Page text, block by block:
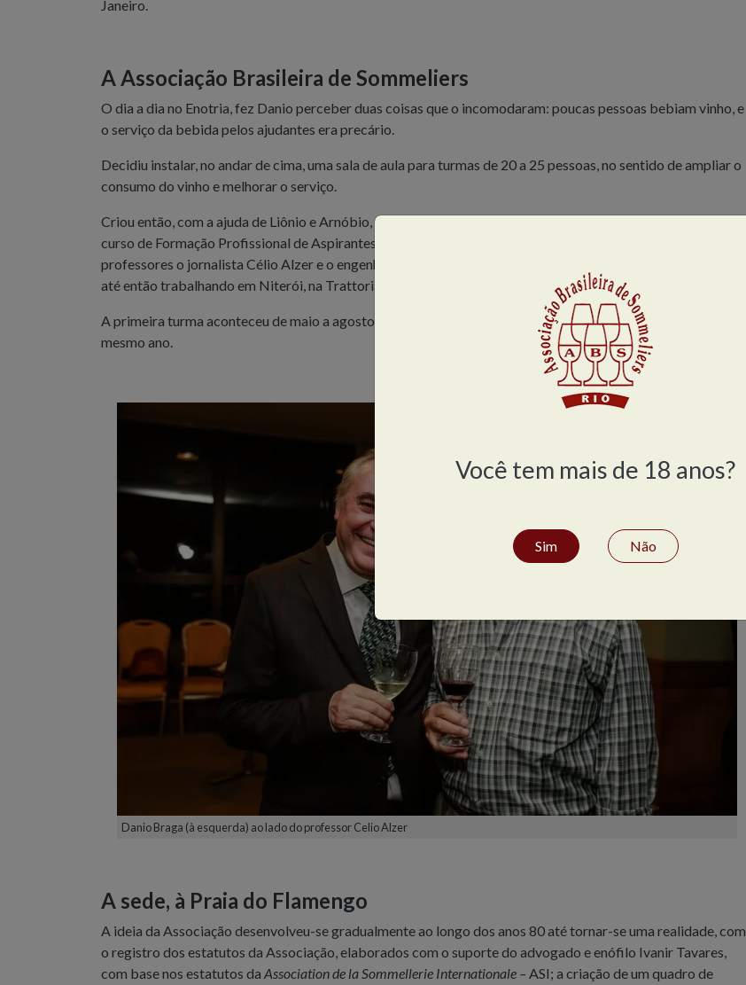
Janeiro.
A Associação Brasileira de Sommeliers
O dia a dia no Enotria, fez Danio perceber duas coisas que o incomodaram: poucas pessoas bebiam vinho, e
o serviço da bebida pelos ajudantes era precário.
Decidiu instalar, no andar de cima, uma sala de aula para turmas de 20 a 25 pessoas, no sentido de ampliar o
consumo do vinho e melhorar o serviço.
Criou então, com a ajuda de Liônio e Arnóbio, a Associação Brasileira de Sommeliers, que estreou com o
curso de Formação Profissional de Aspirantes a Sommelier, para o qual arregimentou e educou como
professores o jornalista Célio Alzer e o engenheiro Edson Lencastre. Depois, a bartender Deise Novakoski,
até então trabalhando em Niterói, na Trattoria Torna, e o engenheiro Fernando Miranda.
A primeira turma aconteceu de maio a agosto de 1983, e sua continuação, de setembro a novembro do
mesmo ano.
Danio Braga (à esquerda) ao lado do professor Celio Alzer
A sede, à Praia do Flamengo
A ideia da Associação desenvolveu-se gradualmente ao longo dos anos 80 até tornar-se uma realidade, com
o registro dos estatutos da Associação, elaborados com o suporte do advogado e enófilo Ivanir Tavares,
com base nos estatutos da Association de la Sommellerie Internationale – ASI; a criação de um quadro de
Você tem mais de 18 anos?
Sim Não